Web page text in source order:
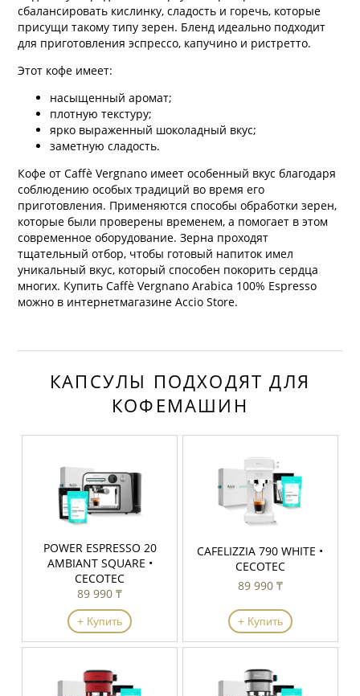
сбалансировать кислинку, сладость и горечь, которые
присущи такому типу зерен. Бленд идеально подходит
для приготовления эспрессо, капучино и ристретто.
Этот кофе имеет:
насыщенный аромат;
плотную текстуру;
ярко выраженный шоколадный вкус;
заметную сладость.
Кофе от Caffè Vergnano имеет особенный вкус благодаря
соблюдению особых традиций во время его
приготовления. Применяются способы обработки зерен,
которые были проверены временем, а помогает в этом
современное оборудование. Зерна проходят
тщательный отбор, чтобы готовый напиток имел
уникальный вкус, который способен покорить сердца
многих. Купить Caffè Vergnano Arabica 100% Espresso
можно в интернетмагазине Accio Store.
КАПСУЛЫ ПОДХОДЯТ ДЛЯ
КОФЕМАШИН
POWER ESPRESSO 20
AMBIANT SQUARE •
CECOTEC
89 990 ₸
+ Купить
CAFELIZZIA 790 WHITE •
CECOTEC
89 990 ₸
+ Купить